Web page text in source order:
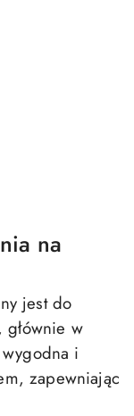
na
jest do
głównie w
wygodna i
zapewniając